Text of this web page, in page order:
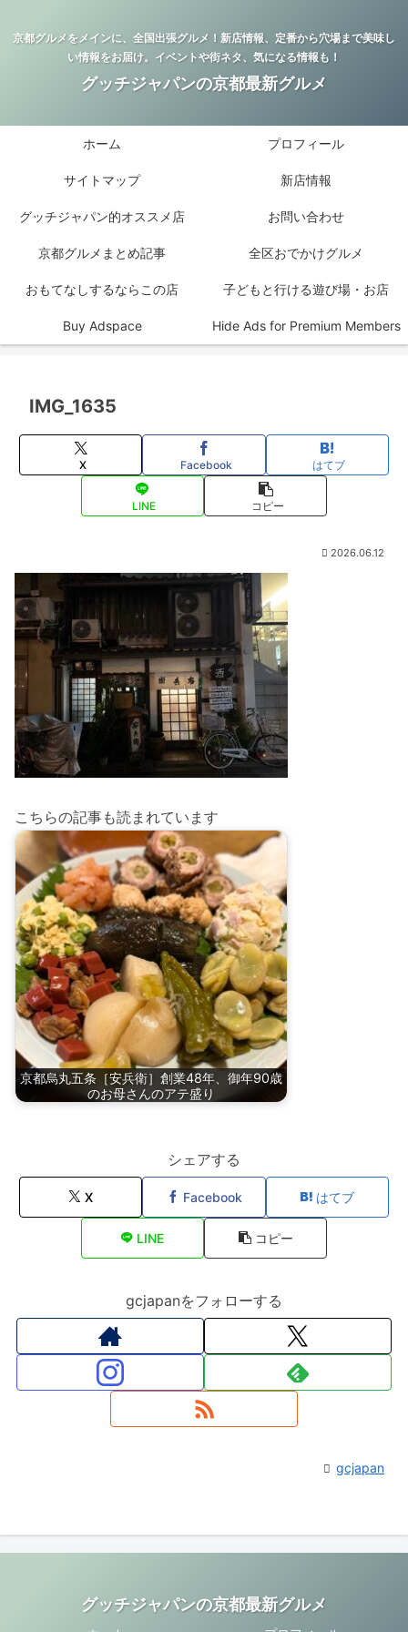
京都グルメをメインに、全国出張グルメ！新店情報、定番から穴場まで美味し
い情報をお届け。イベントや街ネタ、気になる情報も！
グッチジャパンの京都最新グルメ
ホーム プロフィール
サイトマップ 新店情報
グッチジャパン的オススメ店 お問い合わせ
京都グルメまとめ記事 全区おでかけグルメ
おもてなしするならこの店 子どもと行ける遊び場・お店
Buy Adspace Hide Ads for Premium Members
IMG_1635
X Facebook はてブ
LINE コピー
2026.06.12
こちらの記事も読まれています
京都烏丸五条［安兵衛］創業48年、御年90歳
のお母さんのアテ盛り
シェアする
X Facebook はてブ
LINE コピー
gcjapanをフォローする
gcjapan
グッチジャパンの京都最新グルメ